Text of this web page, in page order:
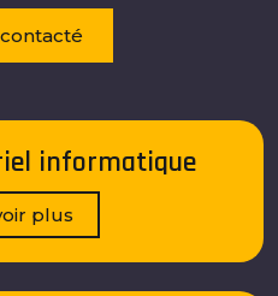
informatique
plus